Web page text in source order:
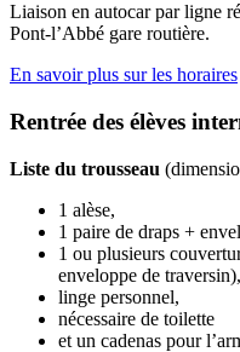
Liaison en autocar par ligne
Pont-l’Abbé gare routière.
En savoir plus sur les horaires
Rentrée des élèves
Liste du trousseau
1 alèse,
1 paire de draps +
1 ou plusieurs
enveloppe de traversin),
linge personnel,
nécessaire de toilette
et un cadenas pour